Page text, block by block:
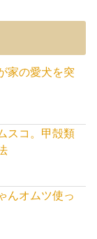
家の愛犬を突
スコ。甲殻類
んオムツ使っ